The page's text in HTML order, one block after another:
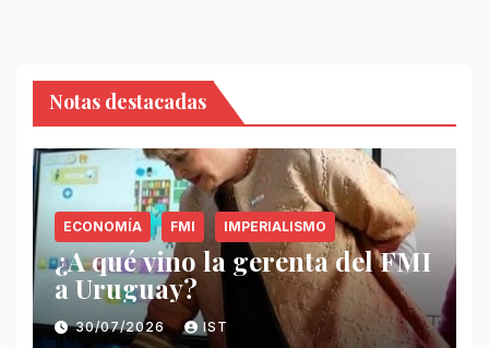
Notas destacadas
ECONOMÍA FMI IMPERIALISMO
¿A qué vino la gerenta del FMI
a Uruguay?
30/07/2026 IST